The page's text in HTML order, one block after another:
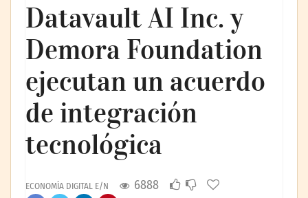
Datavault AI Inc. y
Demora Foundation
ejecutan un acuerdo
de integración
tecnológica
ECONOMÍA DIGITAL E/N 6888